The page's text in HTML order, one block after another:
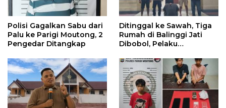
Polisi Gagalkan Sabu dari
Palu ke Parigi Moutong, 2
Pengedar Ditangkap
Ditinggal ke Sawah, Tiga
Rumah di Balinggi Jati
Dibobol, Pelaku